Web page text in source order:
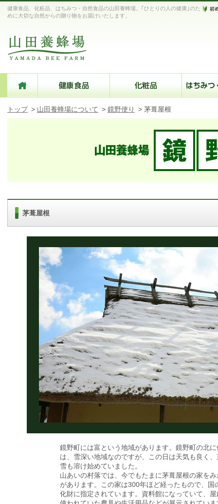
健康食品、化粧品、はちみつ・自然食品の山田養蜂場。｢ひとりの人の健康｣のた
めに大切な自然からの贈り物をお届けいたします。
トップ > 山田養蜂場について > 鏡野便り > 茅葺屋根
茅葺屋根
鏡野町には富という地域があります。鏡野町の北
は、雪深い地域なのですが、この日は天気も良く
雪も溶け始めていました。
山あいの村落では、今でもたまに茅葺屋根の家を
があります。この家は300年ほど経ったもので、国
化財に指定されています。資料館になっていて、